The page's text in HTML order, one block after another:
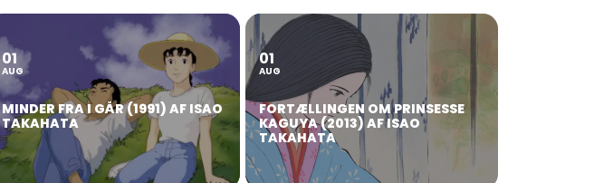
01
AUG
MINDER FRA I GÅR (1991) AF ISAO
TAKAHATA
01
AUG
FORTÆLLINGEN OM PRINSESSE
KAGUYA (2013) AF ISAO
TAKAHATA